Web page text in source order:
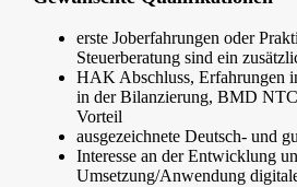
erste Joberfahrungen oder
Steuerberatung sind ein
HAK Abschluss, Erfahrungen
in der Bilanzierung, BMD
Vorteil
ausgezeichnete Deutsch- und
Interesse an der Entwicklung
Umsetzung/Anwendung